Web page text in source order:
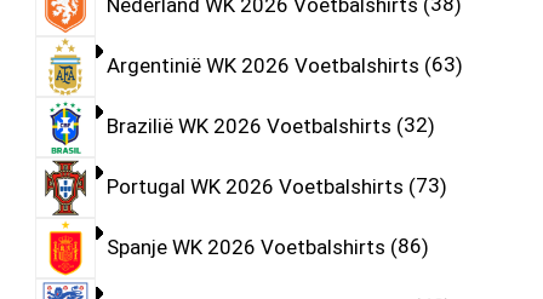
Argentinië WK 2026 Voetbalshirts 63
Brazilië WK 2026 Voetbalshirts 32
Portugal WK 2026 Voetbalshirts 73
Spanje WK 2026 Voetbalshirts 86